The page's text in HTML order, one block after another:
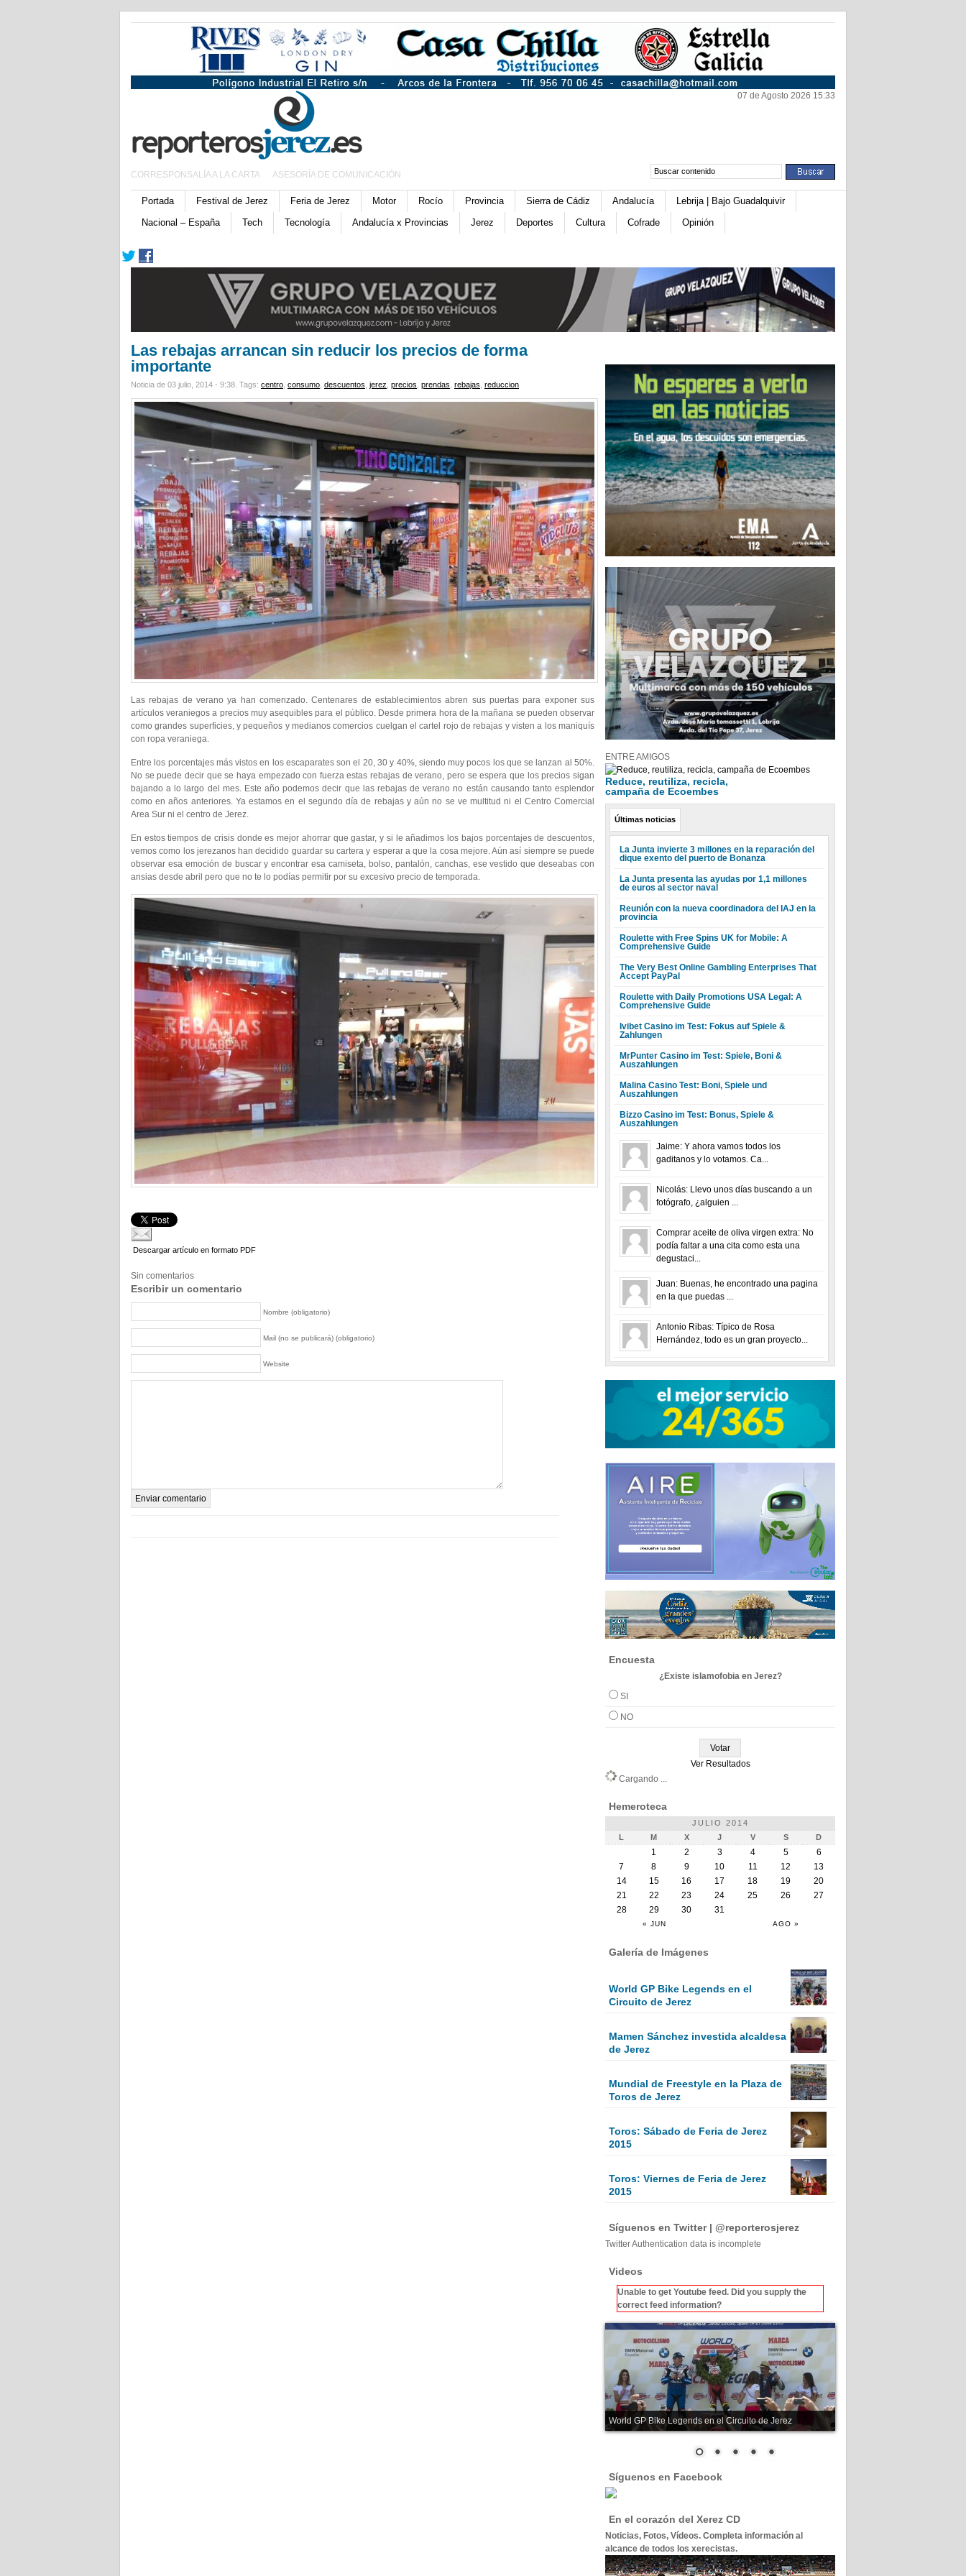
07 de Agosto 2026 15:33
CORRESPONSALÍA A LA CARTA ASESORÍA DE COMUNICACIÓN
Portada Festival de Jerez Feria de Jerez Motor Rocío Provincia Sierra de Cádiz Andalucía
Lebrija | Bajo Guadalquivir
Nacional – España
Tech Tecnología Andalucía x Provincias Jerez Deportes Cultura Cofrade Opinión
Las rebajas arrancan sin reducir los precios de forma
importante
Noticia de 03 julio, 2014 - 9:38. Tags: centro consumo descuentos jerez precios prendas rebajas reduccion
Las rebajas de verano ya han comenzado. Centenares de establecimientos abren sus puertas para exponer sus
artículos veraniegos a precios muy asequibles para el público. Desde primera hora de la mañana se pueden observar
como grandes superficies, y pequeños y medianos comercios cuelgan el cartel rojo de rebajas y visten a los maniquís
con ropa veraniega.
Entre los porcentajes más vistos en los escaparates son el 20, 30 y 40%, siendo muy pocos los que se lanzan al 50%.
No se puede decir que se haya empezado con fuerza estas rebajas de verano, pero se espera que los precios sigan
bajando a lo largo del mes. Este año podemos decir que las rebajas de verano no están causando tanto esplendor
como en años anteriores. Ya estamos en el segundo día de rebajas y aún no se ve multitud ni el Centro Comercial
Area Sur ni el centro de Jerez.
En estos tiempos de crisis donde es mejor ahorrar que gastar, y si le añadimos los bajos porcentajes de descuentos,
vemos como los jerezanos han decidido guardar su cartera y esperar a que la cosa mejore. Aún así siempre se puede
observar esa emoción de buscar y encontrar esa camiseta, bolso, pantalón, canchas, ese vestido que deseabas con
ansias desde abril pero que no te lo podías permitir por su excesivo precio de temporada.
Descargar artículo en formato PDF
Sin comentarios
Escribir un comentario
Nombre (obligatorio)
Mail (no se publicará) (obligatorio)
Website
ENTRE AMIGOS
Reduce, reutiliza, recicla,
campaña de Ecoembes
Últimas noticias
La Junta invierte 3 millones en la reparación del
dique exento del puerto de Bonanza
La Junta presenta las ayudas por 1,1 millones
de euros al sector naval
Reunión con la nueva coordinadora del IAJ en la
provincia
Roulette with Free Spins UK for Mobile: A
Comprehensive Guide
The Very Best Online Gambling Enterprises That
Accept PayPal
Roulette with Daily Promotions USA Legal: A
Comprehensive Guide
Ivibet Casino im Test: Fokus auf Spiele &
Zahlungen
MrPunter Casino im Test: Spiele, Boni &
Auszahlungen
Malina Casino Test: Boni, Spiele und
Auszahlungen
Bizzo Casino im Test: Bonus, Spiele &
Auszahlungen
Jaime: Y ahora vamos todos los
gaditanos y lo votamos. Ca...
Nicolás: Llevo unos días buscando a un
fotógrafo, ¿alguien ...
Comprar aceite de oliva virgen extra: No
podía faltar a una cita como esta una
degustaci...
Juan: Buenas, he encontrado una pagina
en la que puedas ...
Antonio Ribas: Típico de Rosa
Hernández, todo es un gran proyecto...
Encuesta
¿Existe islamofobia en Jerez?
SI
NO
Ver Resultados
Cargando ...
Hemeroteca
JULIO 2014
L
M X J V S D
« JUN AGO »
1 2 3 4 5
6
7
8 9 10 11 12
13
14
15 16 17 18 19
20
21
22 23 24 25 26
27
28
29 30 31
Galería de Imágenes
World GP Bike Legends en el
Circuito de Jerez
Mamen Sánchez investida alcaldesa
de Jerez
Mundial de Freestyle en la Plaza de
Toros de Jerez
Toros: Sábado de Feria de Jerez
2015
Toros: Viernes de Feria de Jerez
2015
Síguenos en Twitter | @reporterosjerez
Twitter Authentication data is incomplete
Videos
Unable to get Youtube feed. Did you supply the
correct feed information?
World GP Bike Legends en el Circuito de Jerez
Síguenos en Facebook
En el corazón del Xerez CD
Noticias, Fotos, Vídeos. Completa información al
alcance de todos los xerecistas.